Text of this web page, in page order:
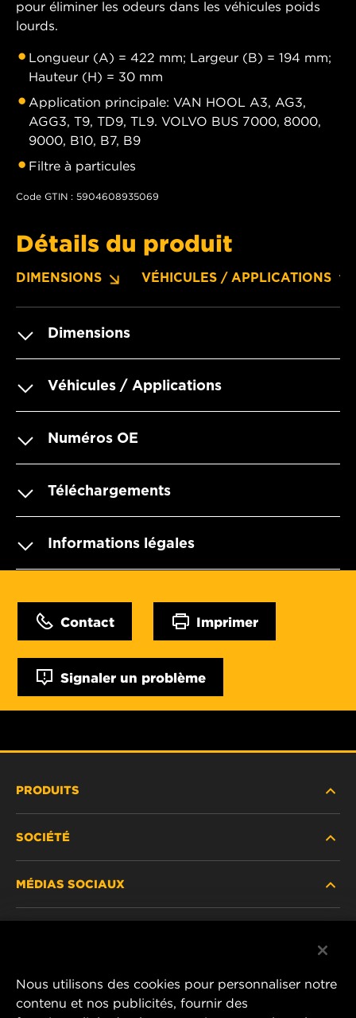
pour éliminer les odeurs dans les véhicules poids
lourds.
Longueur (A) = 422 mm; Largeur (B) = 194 mm;
Hauteur (H) = 30 mm
Application principale: VAN HOOL A3, AG3,
AGG3, T9, TD9, TL9. VOLVO BUS 7000, 8000,
9000, B10, B7, B9
Filtre à particules
Code GTIN : 5904608935069
Détails du produit
DIMENSIONS VÉHICULES / APPLICATIONS
Dimensions
Véhicules / Applications
Numéros OE
Téléchargements
Informations légales
Contact Imprimer
Signaler un problème
PRODUITS
PRODUITS ABANDONNÉS / REMPLACÉS
SOCIÉTÉ
AVIS JURIDIQUE
MÉDIAS SOCIAUX
Instagram
Nous utilisons des cookies pour personnaliser notre
contenu et nos publicités, fournir des